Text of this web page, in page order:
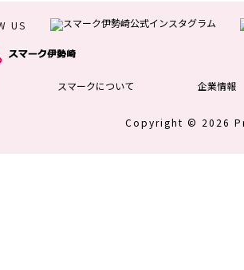
スマークについて 企業情報
Copyright © 2026